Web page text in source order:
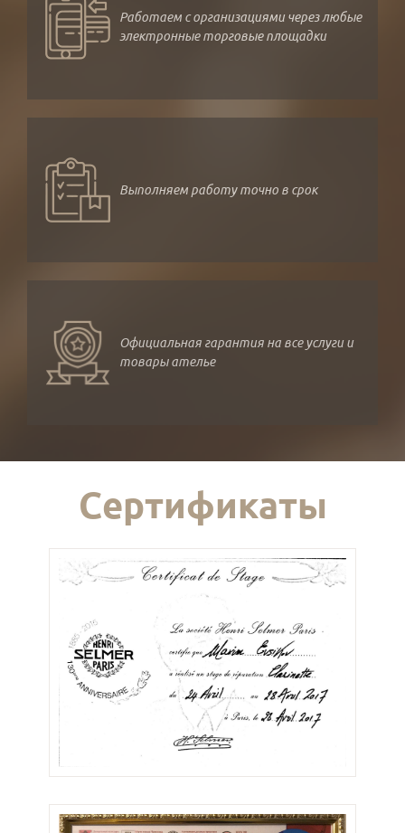
Работаем с организациями через любые
электронные торговые площадки
Выполняем работу точно в срок
Официальная гарантия на все услуги и
товары ателье
Сертификаты